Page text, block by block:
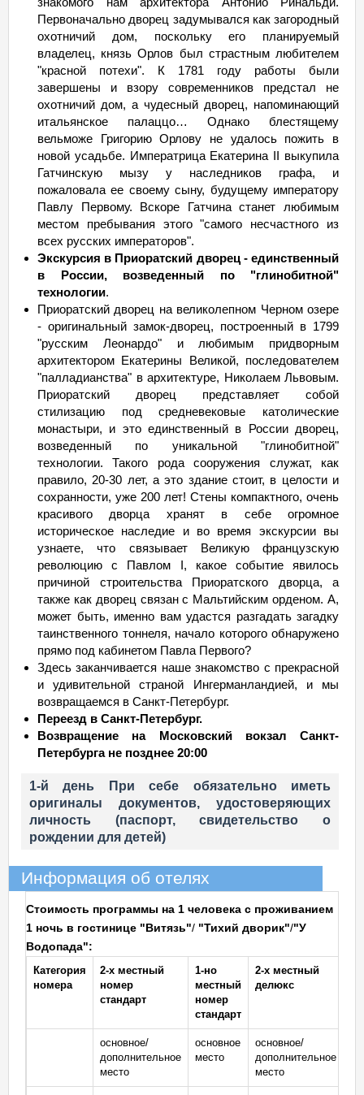
Первоначально дворец задумывался как загородный
охотничий дом, поскольку его планируемый
владелец, князь Орлов был страстным любителем
"красной потехи". К 1781 году работы были
завершены и взору современников предстал не
охотничий дом, а чудесный дворец, напоминающий
итальянское палаццо… Однако блестящему
вельможе Григорию Орлову не удалось пожить в
новой усадьбе. Императрица Екатерина II выкупила
Гатчинскую мызу у наследников графа, и
пожаловала ее своему сыну, будущему императору
Павлу Первому. Вскоре Гатчина станет любимым
местом пребывания этого "самого несчастного из
всех русских императоров".
Экскурсия в Приоратский дворец - единственный
в России, возведенный по "глинобитной"
технологии.
Приоратский дворец на великолепном Черном озере
- оригинальный замок-дворец, построенный в 1799
"русским Леонардо" и любимым придворным
архитектором Екатерины Великой, последователем
"палладианства" в архитектуре, Николаем Львовым.
Приоратский дворец представляет собой
стилизацию под средневековые католические
монастыри, и это единственный в России дворец,
возведенный по уникальной "глинобитной"
технологии. Такого рода сооружения служат, как
правило, 20-30 лет, а это здание стоит, в целости и
сохранности, уже 200 лет! Стены компактного, очень
красивого дворца хранят в себе огромное
историческое наследие и во время экскурсии вы
узнаете, что связывает Великую французскую
революцию с Павлом I, какое событие явилось
причиной строительства Приоратского дворца, а
также как дворец связан с Мальтийским орденом. А,
может быть, именно вам удастся разгадать загадку
таинственного тоннеля, начало которого обнаружено
прямо под кабинетом Павла Первого?
Здесь заканчивается наше знакомство с прекрасной
и удивительной страной Ингерманландией, и мы
возвращаемся в Санкт-Петербург.
Переезд в Санкт-Петербург.
Возвращение на Московский вокзал Санкт-
Петербурга не позднее 20:00
1-й день При себе обязательно иметь
оригиналы документов, удостоверяющих
личность (паспорт, свидетельство о
рождении для детей)
Информация об отелях
Стоимость программы на 1 человека с проживанием
1 ночь в гостинице "Витязь"/ "Тихий дворик"/"У
Водопада":
Категория
номера
2-х местный
номер
стандарт
1-но
местный
номер
стандарт
2-х местный
делюкс
основное/
дополнительное
место
основное
место
основное/
дополнительное
место